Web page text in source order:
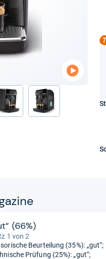
nächste
(66%)
1 von 2
Beurteilung (35%): „gut“;
Prüfung (25%): „gut“;